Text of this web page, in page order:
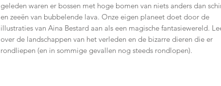
geleden waren er bossen met hoge bomen van niets anders dan
en zeeën van bubbelende lava. Onze eigen planeet doet door de
illustraties van Aina Bestard aan als een magische fantasiewereld.
over de landschappen van het verleden en de bizarre dieren die er
rondliepen (en in sommige gevallen nog steeds rondlopen).